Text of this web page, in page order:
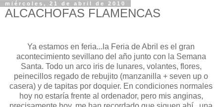
miércoles, 21 de abril de 2010
ALCACHOFAS FLAMENCAS
Ya estamos en feria...la Feria de Abril es el gran
acontecimiento sevillano del año junto con la Semana
Santa. Todo un arco iris de lunares, volantes, flores,
peinecillos regado de rebujito (manzanilla + seven up o
casera) y de tapitas por doquier. En condiciones normales
hoy no estaría frente al ordenador, pero mis anginas,